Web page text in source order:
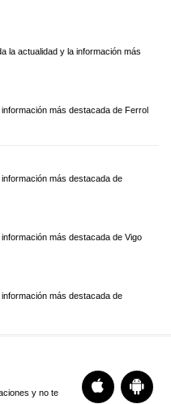
la actualidad y la información más
más destacada de Ferrol
más destacada de
más destacada de Vigo
más destacada de
y no te